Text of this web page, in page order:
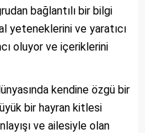
bağlantılı bir bilgi
yeteneklerini ve yaratıcı
oluyor ve içeriklerini
kendine özgü bir
bir hayran kitlesi
ve ailesiyle olan